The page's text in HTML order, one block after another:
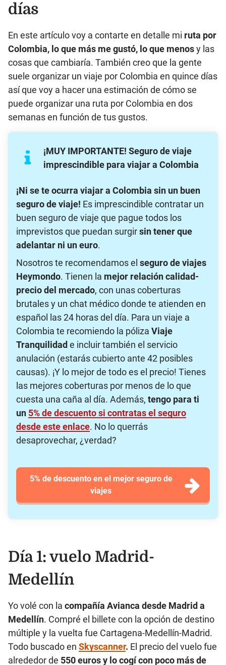
días
En este artículo voy a contarte en detalle mi ruta por
Colombia, lo que más me gustó, lo que menosy las
cosas que cambiaría. También creo que la gente
suele organizar un viaje por Colombia en quince días
así que voy a hacer una estimación de cómo se
puede organizar una ruta por Colombia en dos
semanas en función de tus gustos.
¡MUY IMPORTANTE! Seguro de viaje
imprescindible para viajar a Colombia
¡Ni se te ocurra viajar a Colombia sin un buen
seguro de viaje! Es imprescindible contratar un
buen seguro de viaje que pague todos los
imprevistos que puedan surgirsin tener que
adelantar ni un euro.
Nosotros te recomendamos el seguro de viajes
Heymondo. Tienen la mejor relación calidad-
precio del mercado, con unas coberturas
brutales y un chat médico donde te atienden en
español las 24 horas del día. Para un viaje a
Colombia te recomiendo la póliza Viaje
Tranquilidad e incluir también el servicio
anulación (estarás cubierto ante 42 posibles
causas). ¡Y lo mejor de todo es el precio! Tienes
las mejores coberturas por menos de lo que
cuesta una caña al día. Además, tengo para ti
un 5% de descuentosi contratas el seguro
desde este enlace. No lo querrás
desaprovechar, ¿verdad?
5% de descuento en el mejor seguro de
viajes
Día 1: vuelo Madrid-
Medellín
Yo volé con la compañía Avianca desde Madrid a
Medellín. Compré el billete con la opción de destino
múltiple y la vuelta fue Cartagena-Medellín-Madrid.
Todo buscado en Skyscanner. El precio del vuelo fue
alrededor de 550 euros y lo cogí con poco más de